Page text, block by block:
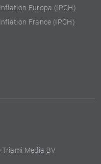
Media BV
Inflation Europa (IPCH)
Inflation France (IPCH)